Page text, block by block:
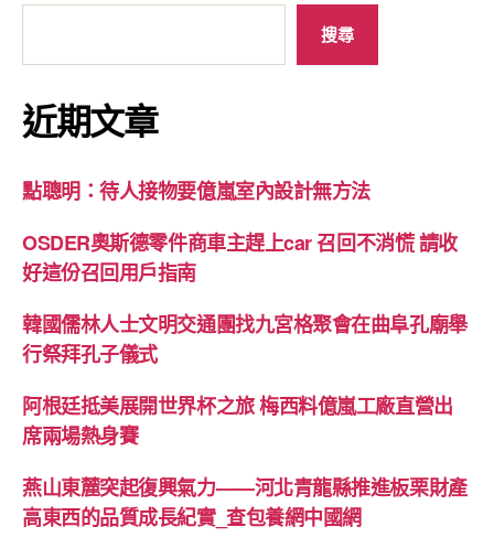
搜尋
近期文章
點聰明：待人接物要億嵐室內設計無方法
OSDER奧斯德零件商車主趕上car 召回不消慌 請收
好這份召回用戶指南
韓國儒林人士文明交通團找九宮格聚會在曲阜孔廟舉
行祭拜孔子儀式
阿根廷抵美展開世界杯之旅 梅西料億嵐工廠直營出
席兩場熱身賽
燕山東麓突起復興氣力——河北青龍縣推進板栗財產
高東西的品質成長紀實_查包養網中國網